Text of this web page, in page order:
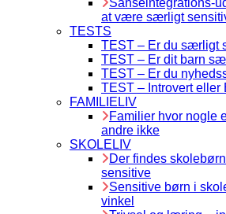
Sanseintegrations-
at være særligt
TESTS
TEST – Er du særligt
TEST – Er dit barn
TEST – Er du
TEST – Introvert eller
FAMILIELIV
Familier hvor nogle
andre ikke
SKOLELIV
Der findes
sensitive
Sensitive børn i
vinkel